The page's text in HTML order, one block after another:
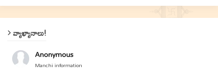
వ్యాఖ్యానాలు!
Anonymous
Manchi information